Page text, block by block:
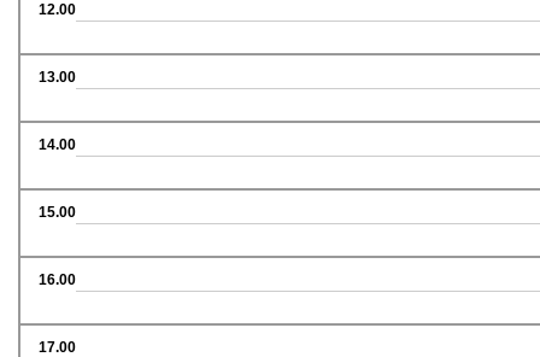
12.00
13.00
14.00
15.00
16.00
17.00